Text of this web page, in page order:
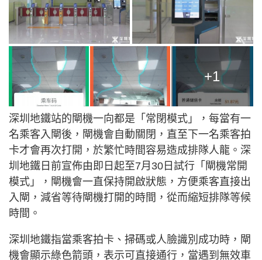
+1
深圳地鐵站的閘機一向都是「常閉模式」，每當有一
名乘客入閘後，閘機會自動關閉，直至下一名乘客拍
卡才會再次打開，於繁忙時間容易造成排隊人龍。深
圳地鐵日前宣佈由即日起至7月30日試行「閘機常開
模式」，閘機會一直保持開啟狀態，方便乘客直接出
入閘，減省等待閘機打開的時間，從而縮短排隊等候
時間。
深圳地鐵指當乘客拍卡、掃碼或人臉識別成功時，閘
機會顯示綠色箭頭，表示可直接通行，當遇到無效車